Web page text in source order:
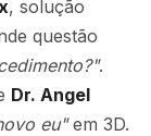
, solução
questão
.
Dr. Angel
eu"em 3D.